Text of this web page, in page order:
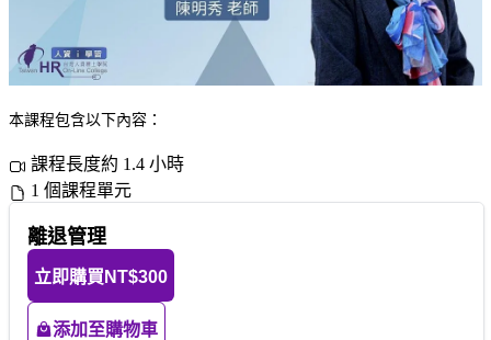
本課程包含以下內容：
課程長度約 1.4 小時
1 個課程單元
離退管理
立即購買 NT$300
添加至購物車